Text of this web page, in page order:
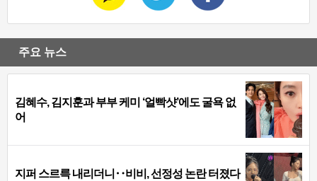
주요 뉴스
김혜수, 김지훈과 부부 케미 ‘얼빡샷’에도 굴욕 없
어
지퍼 스르륵 내리더니‥비비, 선정성 논란 터졌다